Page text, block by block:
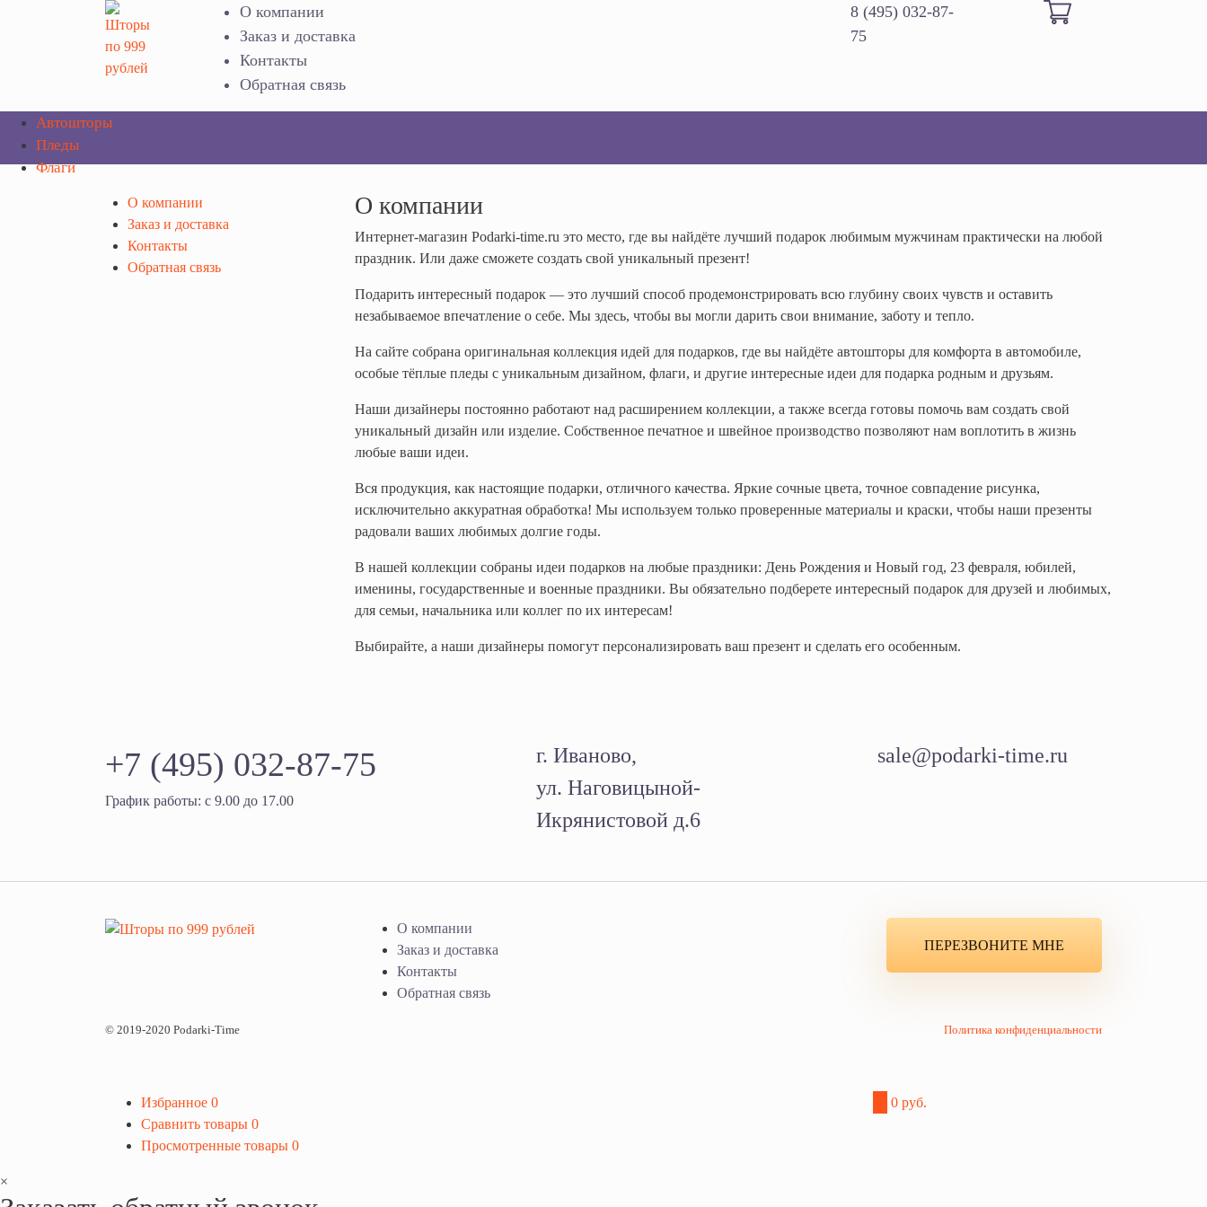
О компании
Заказ и доставка
Контакты
Обратная связь
8 (495) 032-87-
75
Поиск
Автошторы
Пледы
Флаги
О компании
Заказ и доставка
Контакты
Обратная связь
О компании
Интернет-магазин Podarki-time.ru это место, где вы найдёте лучший подарок любимым мужчинам практически на любой
праздник. Или даже сможете создать свой уникальный презент!
Подарить интересный подарок — это лучший способ продемонстрировать всю глубину своих чувств и оставить
незабываемое впечатление о себе. Мы здесь, чтобы вы могли дарить свои внимание, заботу и тепло.
На сайте собрана оригинальная коллекция идей для подарков, где вы найдёте автошторы для комфорта в автомобиле,
особые тёплые пледы с уникальным дизайном, флаги, и другие интересные идеи для подарка родным и друзьям.
Наши дизайнеры постоянно работают над расширением коллекции, а также всегда готовы помочь вам создать свой
уникальный дизайн или изделие. Собственное печатное и швейное производство позволяют нам воплотить в жизнь
любые ваши идеи.
Вся продукция, как настоящие подарки, отличного качества. Яркие сочные цвета, точное совпадение рисунка,
исключительно аккуратная обработка! Мы используем только проверенные материалы и краски, чтобы наши презенты
радовали ваших любимых долгие годы.
В нашей коллекции собраны идеи подарков на любые праздники: День Рождения и Новый год, 23 февраля, юбилей,
именины, государственные и военные праздники. Вы обязательно подберете интересный подарок для друзей и любимых,
для семьи, начальника или коллег по их интересам!
Выбирайте, а наши дизайнеры помогут персонализировать ваш презент и сделать его особенным.
+7 (495) 032-87-75
График работы: с 9.00 до 17.00
г. Иваново,
ул. Наговицыной-
Икрянистовой д.6
sale@podarki-time.ru
О компании
Заказ и доставка
Контакты
Обратная связь
ПЕРЕЗВОНИТЕ МНЕ
© 2019-2020 Podarki-Time Политика конфиденциальности
Избранное 0
Сравнить товары 0
Просмотренные товары 0
0 руб.
×